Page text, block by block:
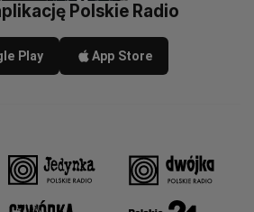
Polskie Radio
Play App Store